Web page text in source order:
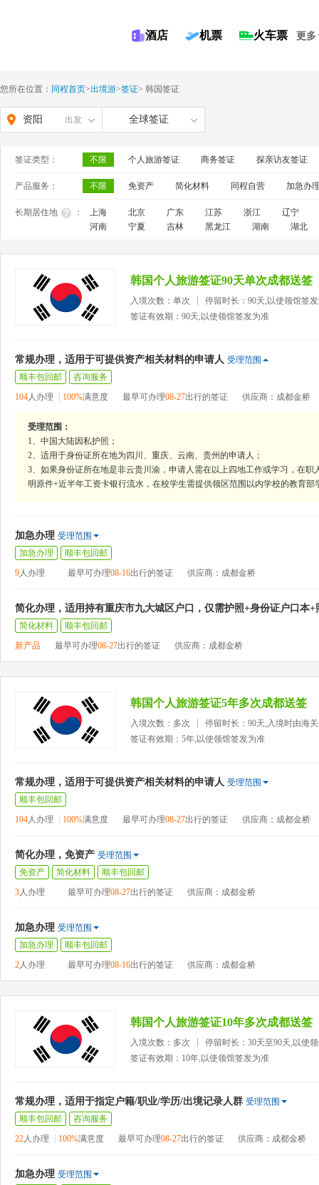
酒店 机票 火车票 更多
您所在位置： 同程首页>出境游>签证> 韩国签证
资阳 出发 全球签证
签证类型： 不限 个人旅游签证 商务签证 探亲访友签证
产品服务： 不限 免资产 简化材料 同程自营 加急办
长期居住地 ： 上海 北京 广东 江苏 浙江
辽宁
河南
宁夏 吉林 黑龙江 湖南 湖北
韩国个人旅游签证90天单次成都送签
入境次数：单次
停留时长：90天,以使领馆签
签证有效期：90天,以使领馆签发为准
常规办理，适用于可提供资产相关材料的申请人 受理范围
顺丰包回邮
咨询服务
104人办理 100%满意度 最早可办理08-27出行的签证 供应商：成都金桥
受理范围：
1、中国大陆因私护照；
2、适用于身份证所在地为四川、重庆、云南、贵州的申请人；
3、如果身份证所在地是非云贵川渝，申请人需在以上四地工作或学习，在
明原件+近半年工资卡银行流水，在校学生需提供领区范围以内学校的教育部
加急办理 受理范围
加急办理
顺丰包回邮
9人办理 最早可办理08-16出行的签证 供应商：成都金桥
简化办理，适用持有重庆市九大城区户口，仅需护照+身份证户口本+
简化材料
顺丰包回邮
新产品
最早可办理08-27出行的签证 供应商：成都金桥
韩国个人旅游签证5年多次成都送签
入境次数：多次
停留时长：90天,入境时由海
签证有效期：5年,以使领馆签发为准
常规办理，适用于可提供资产相关材料的申请人 受理范围
顺丰包回邮
104人办理 100%满意度 最早可办理08-27出行的签证 供应商：成都金桥
简化办理，免资产 受理范围
免资产
简化材料
顺丰包回邮
3人办理 最早可办理08-27出行的签证 供应商：成都金桥
加急办理 受理范围
加急办理
顺丰包回邮
2人办理 最早可办理08-16出行的签证 供应商：成都金桥
韩国个人旅游签证10年多次成都送签
入境次数：多次
停留时长：30天至90天,以使
签证有效期：10年,以使领馆签发为准
常规办理，适用于指定户籍/职业/学历/出境记录人群 受理范围
顺丰包回邮
咨询服务
22人办理 100%满意度 最早可办理08-27出行的签证 供应商：成都金桥
加急办理 受理范围